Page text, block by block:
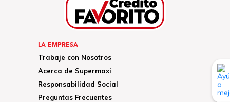
LA EMPRESA
Trabaje con Nosotros
Acerca de Supermaxi
Responsabilidad Social
Preguntas Frecuentes